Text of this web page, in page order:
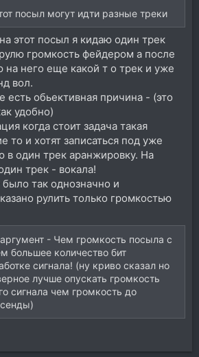
посыл могут идти разные треки
этот посыл я кидаю один трек
громкость фейдером а после
на него еще какой т о трек и уже
вол.
есть обьективная причина - (это
удобно)
когда стоит задача такая
то и хотят записаться под уже
в один трек аранжировку. На
трек - вокала!
так однозначно и
рулить только громкостью
- Чем громкость посыла с
большее количество бит
сигнала! (ну криво сказал но
лучше опускать громкость
сигнала чем громкость до